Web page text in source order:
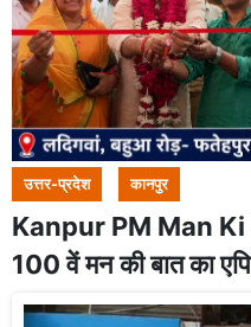
उत्तर-प्रदेश कानपुर
Kanpur PM Man Ki
100 वें मन की बात का